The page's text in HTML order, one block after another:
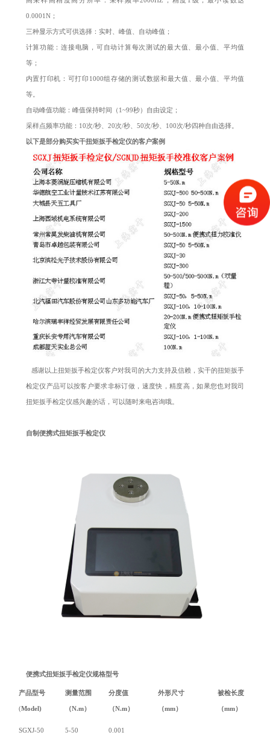
0.0001N；
三种显示方式可供选择：实时、峰值、自动峰值；
计算功能：连接电脑，可自动计算每次测试的最大值、最小值、平均值
等；
内置打印机：可打印1000组存储的测试数据和最大值、最小值、平均值
等。
自动峰值功能：峰值保持时间（1~99秒）自由设定；
采样点频率功能：10次/秒、20次/秒、50次/秒、100次/秒四种自由选择。
以下是部分购买实干扭矩扳手检定仪的客户案例
感谢以上扭矩扳手检定仪客户对我司的大力支持及信赖，实干的扭矩扳手
检定仪产品可以按客户要求非标订做，速度快，精度高，如果您也对我司
扭矩扳手检定仪感兴趣的话，可以随时来电咨询哦。
自制便携式扭矩扳手检定仪
便携式扭矩扳手检定仪规格型号
产品型号
(Model)
测量范围
（N.m）
分度值
（N.m）
外形尺寸
（mm）
被检长度
（mm）
SGXJ-50 5-50 0.001